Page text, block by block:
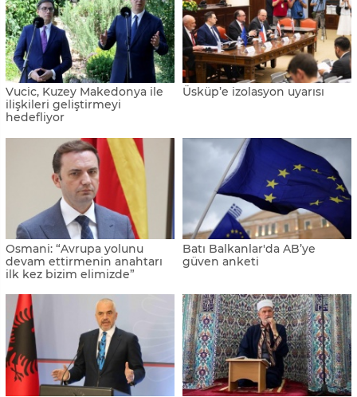
Vucic, Kuzey Makedonya ile
ilişkileri geliştirmeyi
hedefliyor
Üsküp’e izolasyon uyarısı
Osmani: “Avrupa yolunu
devam ettirmenin anahtarı
ilk kez bizim elimizde”
Batı Balkanlar'da AB’ye
güven anketi